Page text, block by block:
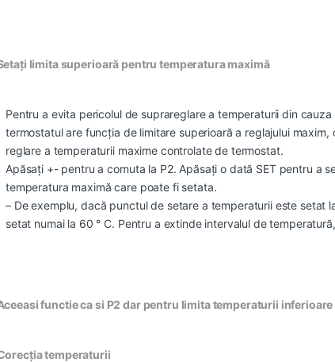
limita superioară pentru temperatura maximă
Pentru a evita pericolul de suprareglare a temperaturii din
termostatul are funcția de limitare superioară a reglajului
reglare a temperaturii maxime controlate de termostat.
Apăsați +- pentru a comuta la P2. Apăsați o dată SET pentru a
temperatura maximă care poate fi setata.
– De exemplu, dacă punctul de setare a temperaturii este
setat numai la 60 ° C. Pentru a extinde intervalul de
functie ca si P2 dar pentru limita temperaturii inferioare
temperaturii